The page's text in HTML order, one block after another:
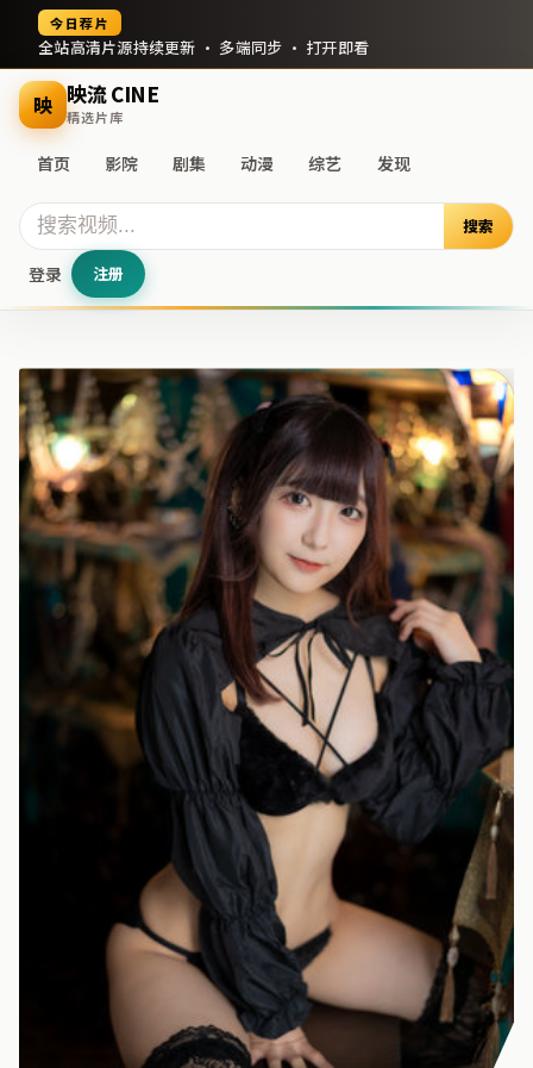
今日荐片
全站高清片源持续更新 · 多端同步 · 打开即看
映 映流 CINE
精选片库
首页 影院 剧集 动漫 综艺 发现
搜索
登录 注册